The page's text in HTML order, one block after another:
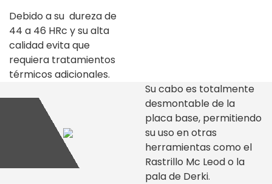
Debido a su dureza de
44 a 46 HRc y su alta
calidad evita que
requiera tratamientos
térmicos adicionales.
Su cabo es totalmente
desmontable de la
placa base, permitiendo
su uso en otras
herramientas como el
Rastrillo Mc Leod o la
pala de Derki.